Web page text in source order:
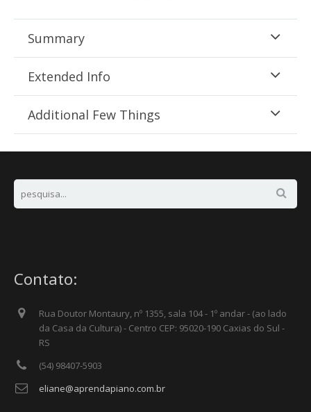
Summary
Extended Info
Additional Few Things
Contato:
Rua Doutor Montaury, nº 1355, sala 104 - 1º andar - (ao lado
da Casa da Cultura) - Centro CEP: 95020-190 Caxias do Sul -
RS
(54) 98407-5903
eliane@aprendapiano.com.br